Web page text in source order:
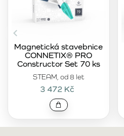
STEAM, od 8 let
Magnetická stavebnice
CONNETIX® PRO
Constructor Set 70 ks
3 472 Kč